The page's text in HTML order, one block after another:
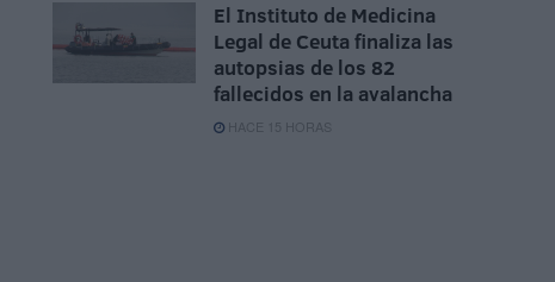
El Instituto de Medicina
Legal de Ceuta finaliza las
autopsias de los 82
fallecidos en la avalancha
HACE 15 HORAS